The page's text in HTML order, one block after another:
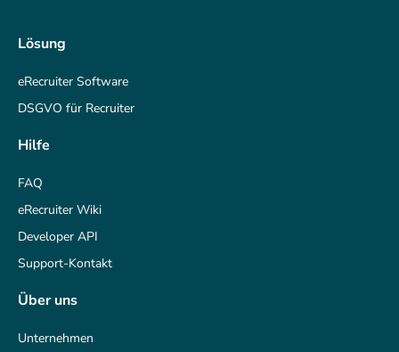
Lösung
eRecruiter Software
DSGVO für Recruiter
Hilfe
FAQ
eRecruiter Wiki
Developer API
Support-Kontakt
Über uns
Unternehmen